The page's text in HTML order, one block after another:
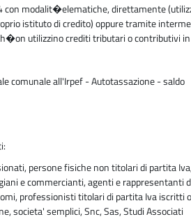
con modalit�elematiche, direttamente
istituto di credito) oppure tramite
utilizzino crediti tributari o contributivi
comunale all'Irpef - Autotassazione - saldo
persone fisiche non titolari di partita
e commercianti, agenti e rappresentanti
professionisti titolari di partita Iva iscritti
societa' semplici, Snc, Sas, Studi Associati